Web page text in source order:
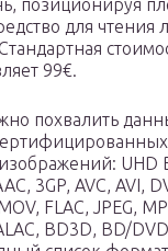
позиционируя
для чтения
99€.
похвалить
UHD
3GP, AVC, AVI,
FLAC, JPEG,
BD3D, BD/